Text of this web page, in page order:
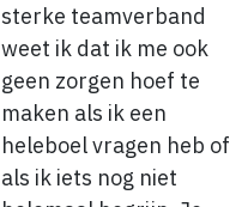
sterke teamverband
weet ik dat ik me ook
geen zorgen hoef te
maken als ik een
heleboel vragen heb of
als ik iets nog niet